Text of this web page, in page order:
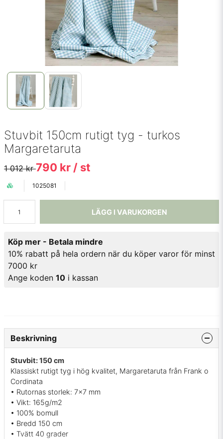
Stuvbit 150cm rutigt tyg - turkos
Margaretaruta
1 012 kr790 kr / st
1025081
LÄGG I VARUKORGEN
Köp mer - Betala mindre
10% rabatt på hela ordern när du köper varor för minst
7000 kr
Ange koden 10 i kassan
Beskrivning
Stuvbit: 150 cm
Klassiskt rutigt tyg i hög kvalitet, Margaretaruta från Frank o
Cordinata
• Rutornas storlek: 7x7 mm
• Vikt: 165g/m2
• 100% bomull
• Bredd 150 cm
• Tvätt 40 grader